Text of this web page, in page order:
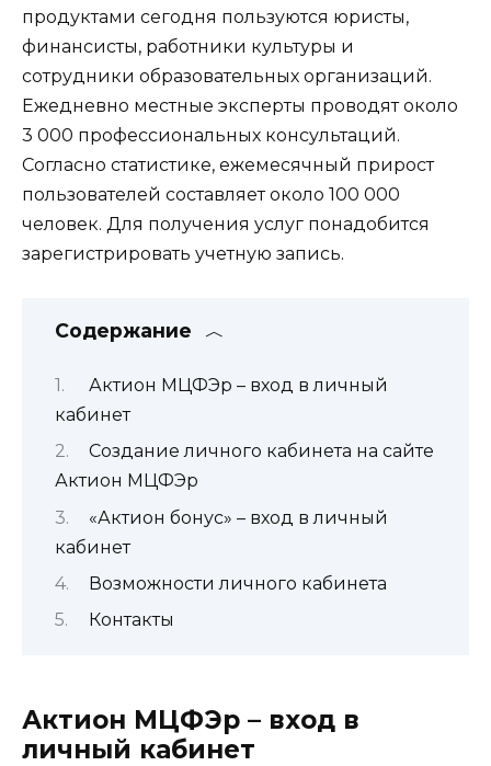
продуктами сегодня пользуются юристы,
финансисты, работники культуры и
сотрудники образовательных организаций.
Ежедневно местные эксперты проводят около
3 000 профессиональных консультаций.
Согласно статистике, ежемесячный прирост
пользователей составляет около 100 000
человек. Для получения услуг понадобится
зарегистрировать учетную запись.
Содержание
Актион МЦФЭр – вход в личный
кабинет
Создание личного кабинета на сайте
Актион МЦФЭр
«Актион бонус» – вход в личный
кабинет
Возможности личного кабинета
Контакты
Актион МЦФЭр – вход в
личный кабинет